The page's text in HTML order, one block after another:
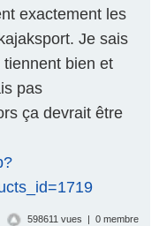
exactement les
Je sais
bien et
pas
ça devrait être
598611 vues | 0 membre